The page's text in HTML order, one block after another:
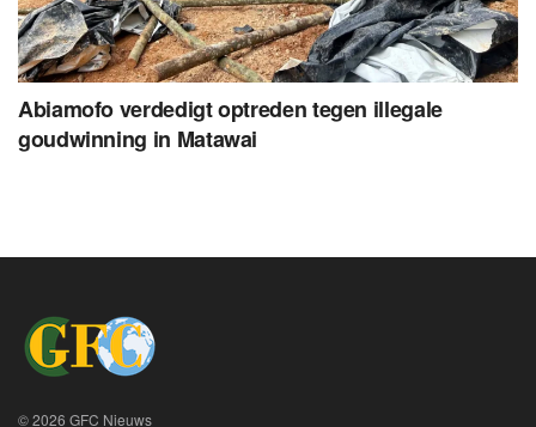
Abiamofo verdedigt optreden tegen illegale
goudwinning in Matawai
© 2026 GFC Nieuws